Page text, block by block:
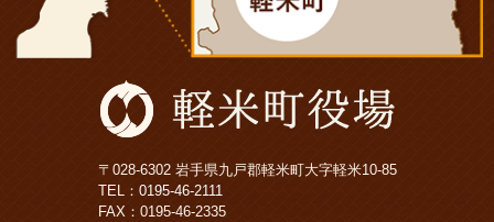
〒028-6302 岩手県九戸郡軽米町大字軽米10-85
TEL： 0195-46-2111
FAX：0195-46-2335